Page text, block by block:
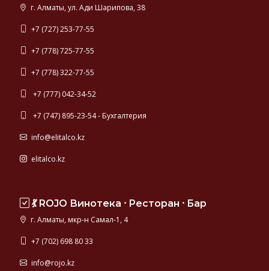
г. Алматы, ул. Ади Шарипова, 38
+7 (727) 253-77-55
+7 (778) 725-77-55
+7 (778) 322-77-55
+7 (777) 042-34-52
+7 (747) 895-23-54 - Бухгалтерия
info@elitalco.kz
elitalco.kz
💃 ROJO Винотека ⸱ Ресторан ⸱ Бар
г. Алматы, мкр-н Самал-1, 4
+7 (702) 698 80 33
info@rojo.kz